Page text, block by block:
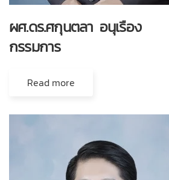
ผศ.ดร.ศกุนตลา อนุเรือง
กรรมการ
Read more